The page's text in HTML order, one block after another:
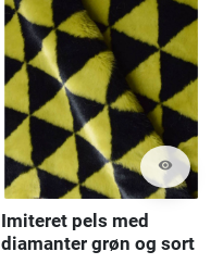
visibility
Imiteret pels med
diamanter grøn og sort